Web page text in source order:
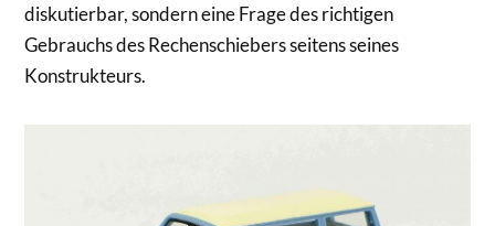
diskutierbar, sondern eine Frage des richtigen
Gebrauchs des Rechenschiebers seitens seines
Konstrukteurs.